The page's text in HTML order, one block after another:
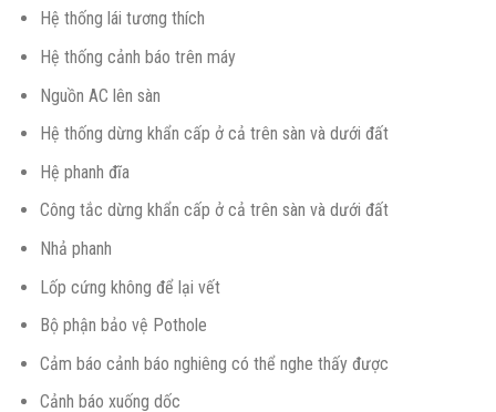
Hệ thống lái tương thích
Hệ thống cảnh báo trên máy
Nguồn AC lên sàn
Hệ thống dừng khẩn cấp ở cả trên sàn và dưới đất
Hệ phanh đĩa
Công tắc dừng khẩn cấp ở cả trên sàn và dưới đất
Nhả phanh
Lốp cứng không để lại vết
Bộ phận bảo vệ Pothole
Cảm báo cảnh báo nghiêng có thể nghe thấy được
Cảnh báo xuống dốc